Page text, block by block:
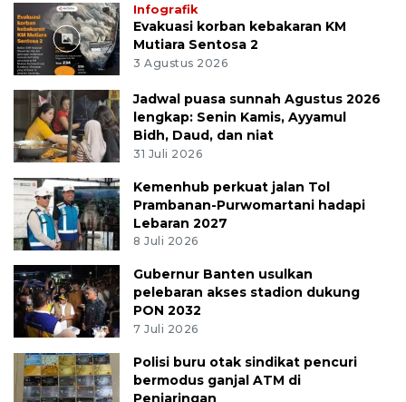
Infografik
Evakuasi korban kebakaran KM
Mutiara Sentosa 2
3 Agustus 2026
Jadwal puasa sunnah Agustus 2026
lengkap: Senin Kamis, Ayyamul
Bidh, Daud, dan niat
31 Juli 2026
Kemenhub perkuat jalan Tol
Prambanan-Purwomartani hadapi
Lebaran 2027
8 Juli 2026
Gubernur Banten usulkan
pelebaran akses stadion dukung
PON 2032
7 Juli 2026
Polisi buru otak sindikat pencuri
bermodus ganjal ATM di
Penjaringan